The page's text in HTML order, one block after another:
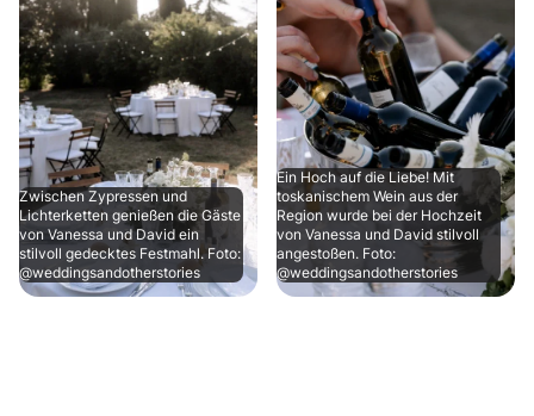
Zwischen Zypressen und
Lichterketten genießen die Gäste
von Vanessa und David ein
stilvoll gedecktes Festmahl. Foto:
@weddingsandotherstories
Ein Hoch auf die Liebe! Mit
toskanischem Wein aus der
Region wurde bei der Hochzeit
von Vanessa und David stilvoll
angestoßen. Foto:
@weddingsandotherstories